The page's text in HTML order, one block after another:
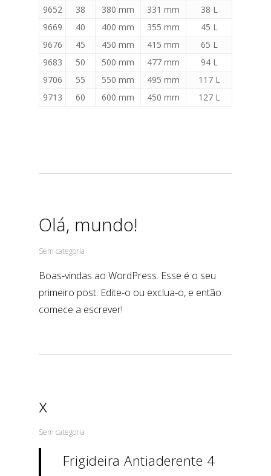
9652
38 380 mm 331 mm
38 L
9669
40 400 mm 355 mm
45 L
9676
45 450 mm 415 mm
65 L
9683
50 500 mm 477 mm
94 L
9706
55 550 mm 495 mm
117 L
9713
60 600 mm 450 mm 127 L
Olá, mundo!
Sem categoria
Boas-vindas ao WordPress. Esse é o seu
primeiro post. Edite-o ou exclua-o, e então
comece a escrever!
x
Sem categoria
Frigideira Antiaderente 4